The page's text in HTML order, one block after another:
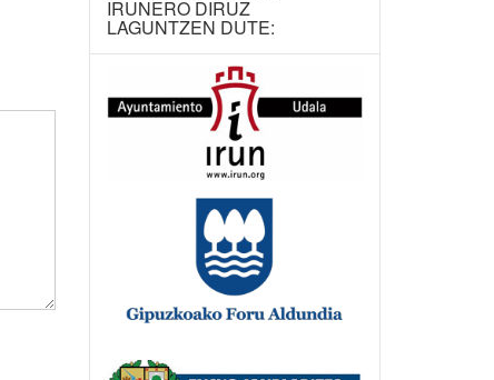
IRUNERO DIRUZ
LAGUNTZEN DUTE: